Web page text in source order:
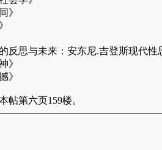
》
反思与未来：安东尼.吉登斯现代性
》
》
帖第六页159楼。